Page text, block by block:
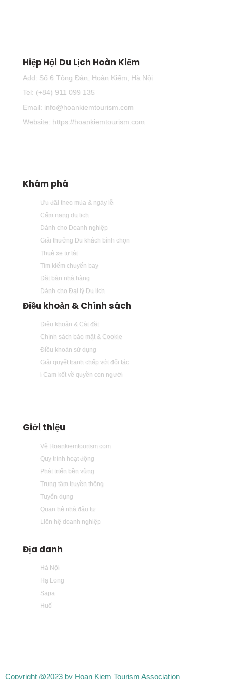
Hiệp Hội Du Lịch Hoàn Kiếm
Add: Số 6 Tông Đản, Hoàn Kiếm, Hà Nội
Tel: (+84) 911 099 135
Email: info@hoankiemtourism.com
Website: https://hoankiemtourism.com
Khám phá
Ưu đãi theo mùa & ngày lễ
Cẩm nang du lịch
Dành cho Doanh nghiệp
Giải thưởng Du khách bình chọn
Thuê xe tự lái
Tìm kiếm chuyến bay
Đặt bàn nhà hàng
Dành cho Đại lý Du lịch
Điều khoản & Chính sách
Điều khoản & Cài đặt
Chính sách bảo mật & Cookie
Điều khoản sử dụng
Giải quyết tranh chấp với đối tác
i Cam kết về quyền con người
Giới thiệu
Về Hoankiemtourism.com
Quy trình hoạt động
Phát triển bền vững
Trung tâm truyền thông
Tuyển dụng
Quan hệ nhà đầu tư
Liên hệ doanh nghiệp
Địa danh
Hà Nội
Hạ Long
Sapa
Huế
Copyright @2023 by Hoan Kiem Tourism Association